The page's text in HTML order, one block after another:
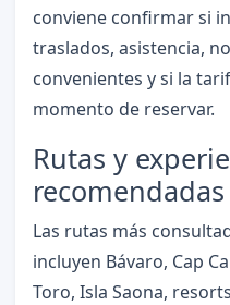
conviene confirmar si
traslados, asistencia,
convenientes y si la
momento de reservar.
Rutas y
recomendadas
Las rutas más
incluyen Bávaro, Cap
Toro, Isla Saona,